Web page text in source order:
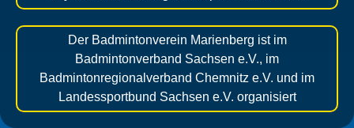
Der Badmintonverein Marienberg ist im
Badmintonverband Sachsen e.V., im
Badmintonregionalverband Chemnitz e.V. und im
Landessportbund Sachsen e.V. organisiert